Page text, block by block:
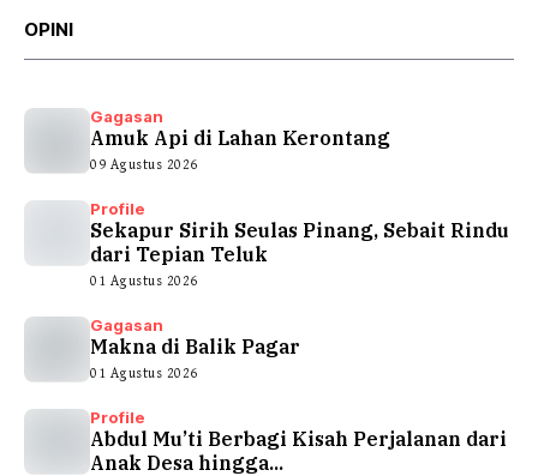
OPINI
Gagasan
Amuk Api di Lahan Kerontang
09 Agustus 2026
Profile
Sekapur Sirih Seulas Pinang, Sebait Rindu
dari Tepian Teluk
01 Agustus 2026
Gagasan
Makna di Balik Pagar
01 Agustus 2026
Profile
Abdul Mu’ti Berbagi Kisah Perjalanan dari
Anak Desa hingga...